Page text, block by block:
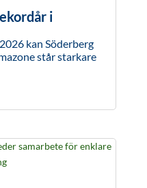
i
kan Söderberg
står starkare